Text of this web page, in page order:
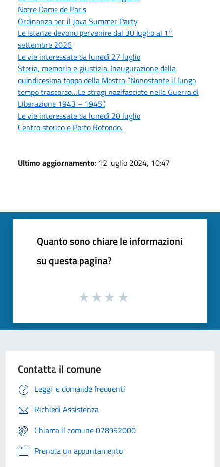
Notre Dame de Paris
Ordinanza per il Jova Summer Party
Le istanze devono pervenire dal 30 luglio al 1°
settembre 2026
Le vie interessate da lunedì 27 luglio
Storia, memoria e giustizia. Inaugurazione della
quindicesima tappa della Mostra “Nonostante il lungo
tempo trascorso…Le stragi nazifasciste nella Guerra di
Liberazione 1943 – 1945”.
Le vie interessate da lunedì 20 luglio
Centro storico e Porto Rotondo.
Ultimo aggiornamento: 12 luglio 2024, 10:47
Quanto sono chiare le informazioni
su questa pagina?
Contatta il comune
Leggi le domande frequenti
Richiedi Assistenza
Chiama il comune 078952000
Prenota un appuntamento